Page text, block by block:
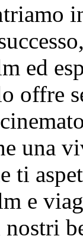
ed
offre
una
ti
e
nostri